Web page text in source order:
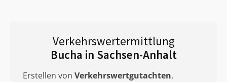
Verkehrswertermittlung
Bucha in Sachsen-Anhalt
Erstellen von Verkehrswertgutachten,